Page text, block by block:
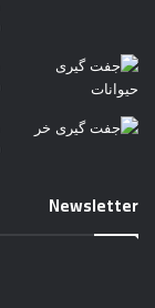
Newsletter